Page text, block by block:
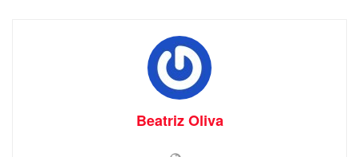
Beatriz Oliva